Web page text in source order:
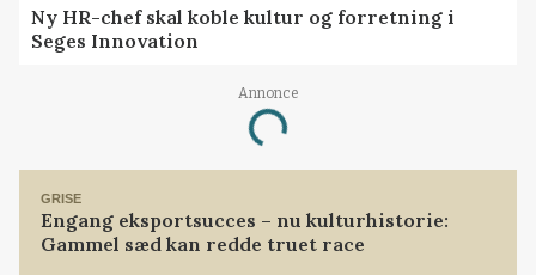
Ny HR-chef skal koble kultur og forretning i
Seges Innovation
Annonce
Loading...
GRISE
Engang eksportsucces – nu kulturhistorie:
Gammel sæd kan redde truet race